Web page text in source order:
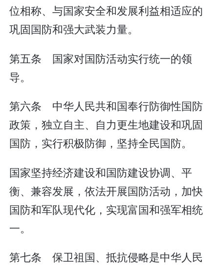
位相称、与国家安全和发展利益相适应的
巩固国防和强大武装力量。
第五条 国家对国防活动实行统一的领
导。
第六条 中华人民共和国奉行防御性国防
政策，独立自主、自力更生地建设和巩固
国防，实行积极防御，坚持全民国防。
国家坚持经济建设和国防建设协调、平
衡、兼容发展，依法开展国防活动，加快
国防和军队现代化，实现富国和强军相统
一。
第七条 保卫祖国、抵抗侵略是中华人民